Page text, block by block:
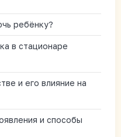
ребёнку?
в стационаре
и его влияние на
и способы